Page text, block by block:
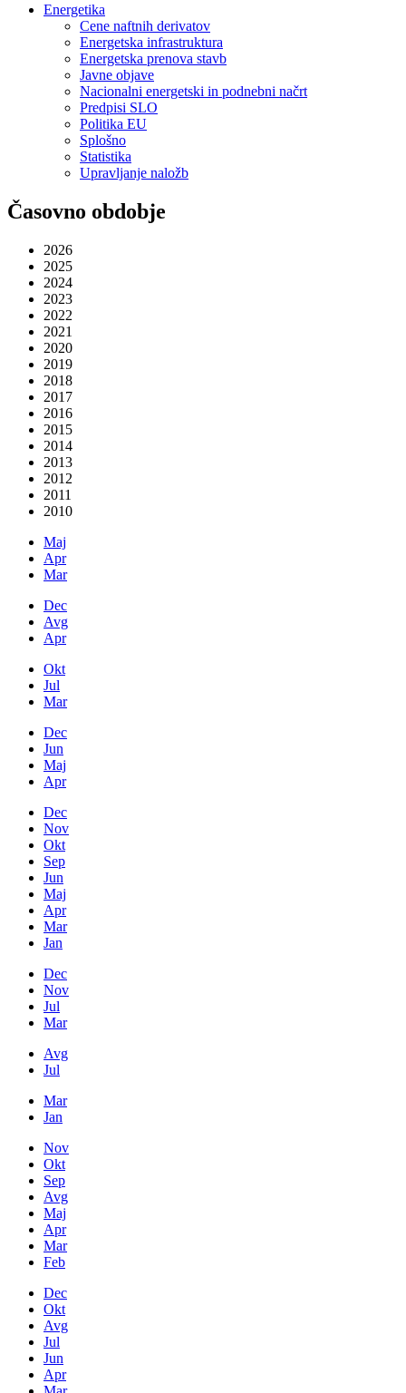
Energetika
Cene naftnih derivatov
Energetska infrastruktura
Energetska prenova stavb
Javne objave
Nacionalni energetski in podnebni načrt
Predpisi SLO
Politika EU
Splošno
Statistika
Upravljanje naložb
Časovno obdobje
2026
2025
2024
2023
2022
2021
2020
2019
2018
2017
2016
2015
2014
2013
2012
2011
2010
Maj
Apr
Mar
Dec
Avg
Apr
Okt
Jul
Mar
Dec
Jun
Maj
Apr
Dec
Nov
Okt
Sep
Jun
Maj
Apr
Mar
Jan
Dec
Nov
Jul
Mar
Avg
Jul
Mar
Jan
Nov
Okt
Sep
Avg
Maj
Apr
Mar
Feb
Dec
Okt
Avg
Jul
Jun
Apr